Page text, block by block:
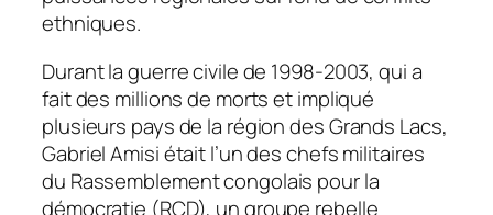
ethniques.
Durant la guerre civile de 1998-2003, qui a
fait des millions de morts et impliqué
plusieurs pays de la région des Grands Lacs,
Gabriel Amisi était l’un des chefs militaires
du Rassemblement congolais pour la
démocratie (RCD), un groupe rebelle